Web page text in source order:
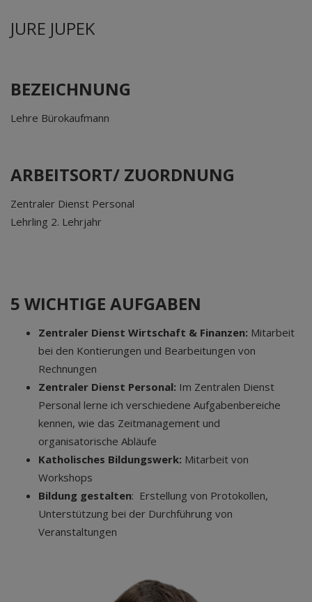
JURE JUPEK
BEZEICHNUNG
Lehre Bürokaufmann
ARBEITSORT/ ZUORDNUNG
Zentraler Dienst Personal
Lehrling 2. Lehrjahr
5 WICHTIGE AUFGABEN
Zentraler Dienst Wirtschaft & Finanzen: Mitarbeit
bei den Kontierungen und Bearbeitungen von
Rechnungen
Zentraler Dienst Personal: Im Zentralen Dienst
Personal lerne ich verschiedene Aufgabenbereiche
kennen, wie das Zeitmanagement und
organisatorische Abläufe
Katholisches Bildungswerk: Mitarbeit von
Workshops
Bildung gestalten: Erstellung von Protokollen,
Unterstützung bei der Durchführung von
Veranstaltungen